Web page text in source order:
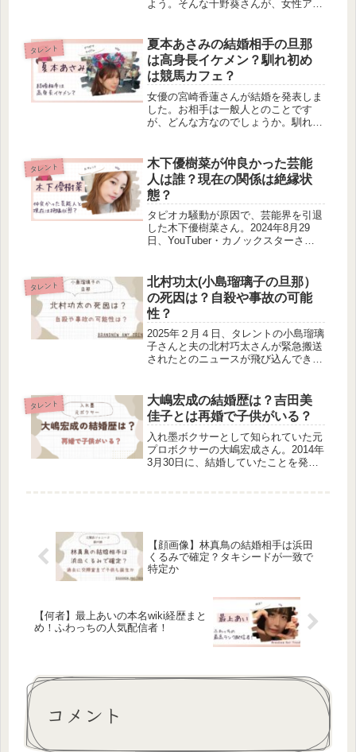
よう。そんな千野葵さんが、女性アイ
噂がありました。今回は、千野葵さん
と日日にこりさんの交際は本...
タレント
夏本あさみの結婚相手の旦那
は高身長イケメン？馴れ初め
は競馬カフェ？
女優の宮崎香蓮さんが結婚を発表しま
した。お相手は一般人とのことです
が、どんな方なのでしょうか。馴れ初
ださいね！
タレント
木下優樹菜が仲良かった芸能
人は誰？現在の関係は絶縁状
態？
タピオカ騒動が原因で、芸能界を引退
した木下優樹菜さん。2024年8月29
日、YouTuber・カノックスターさん
ています。そこで今回は、逆に木下優
樹菜さんの仲良かった...
タレント
北村功太(小島瑠璃子の旦那）
の死因は？自殺や事故の可能
性？
2025年２月４日、タレントの小島瑠璃
子さんと夫の北村巧太さんが緊急搬送
されたとのニュースが飛び込んできま
ったのでしょうか。北村巧太さんの死
因を調べました。小島瑠璃子と旦那...
タレント
大嶋宏成の結婚歴は？吉田美
佳子とは再婚で子供がいる？
入れ墨ボクサーとして知られていた元
プロボクサーの大嶋宏成さん。2014年
3月30日に、結婚していたことを発表
【顔画像】林真鳥の結婚相手は浜田
くるみで確定？タキシードが一致で
特定か
【何者】最上あいの本名wiki経歴まと
め！ふわっちの人気配信者！
コメント